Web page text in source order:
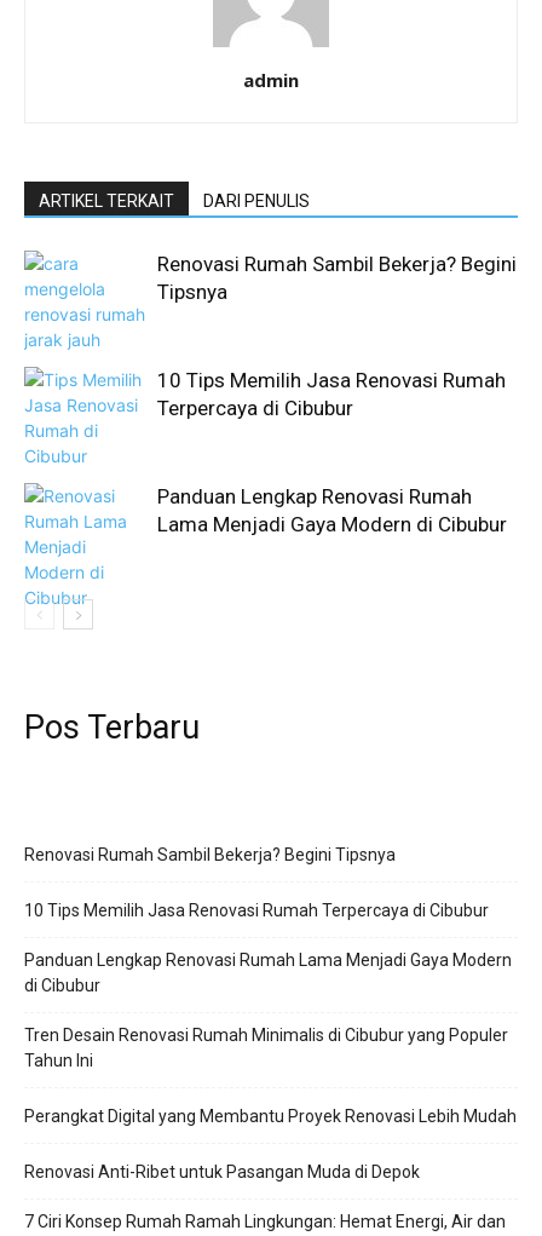
admin
ARTIKEL TERKAIT DARI PENULIS
Renovasi Rumah Sambil Bekerja? Begini
Tipsnya
10 Tips Memilih Jasa Renovasi Rumah
Terpercaya di Cibubur
Panduan Lengkap Renovasi Rumah
Lama Menjadi Gaya Modern di Cibubur
Pos Terbaru
Renovasi Rumah Sambil Bekerja? Begini Tipsnya
10 Tips Memilih Jasa Renovasi Rumah Terpercaya di Cibubur
Panduan Lengkap Renovasi Rumah Lama Menjadi Gaya Modern
di Cibubur
Tren Desain Renovasi Rumah Minimalis di Cibubur yang Populer
Tahun Ini
Perangkat Digital yang Membantu Proyek Renovasi Lebih Mudah
Renovasi Anti-Ribet untuk Pasangan Muda di Depok
7 Ciri Konsep Rumah Ramah Lingkungan: Hemat Energi, Air dan